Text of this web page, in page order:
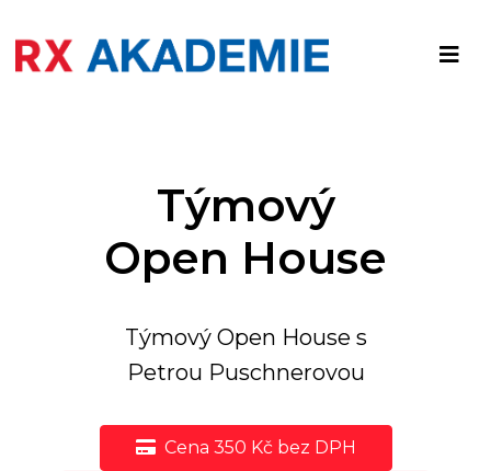
Týmový
Open House
Týmový Open House s
Petrou Puschnerovou
Cena 350 Kč bez DPH